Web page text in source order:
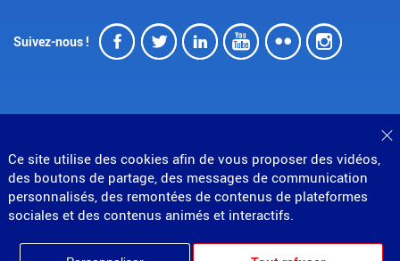
Ce site utilise des cookies afin de vous proposer des vidéos,
des boutons de partage, des messages de communication
personnalisés, des remontées de contenus de plateformes
sociales et des contenus animés et interactifs.
Suivez-nous ! Facebook
Twitter
LinkedIn
Youtube
Flickr
© Direction générale des douanes et droits indirects
MENU
PIED
Mentions légales
Données personnelles
Gestion des cookies
Accessibilité : partiellement conforme
Plan du site